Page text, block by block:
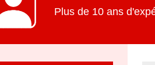
Plus de 10 ans